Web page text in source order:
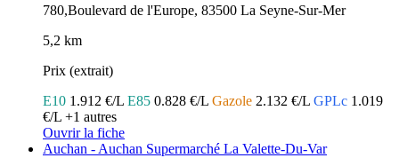
780,Boulevard de l'Europe, 83500 La Seyne-Sur-Mer
5,2 km
Prix (extrait)
E10 1.912 €/L E85 0.828 €/L Gazole 2.132 €/L GPLc 1.019
€/L +1 autres
Ouvrir la fiche
Auchan - Auchan Supermarché La Valette-Du-Var